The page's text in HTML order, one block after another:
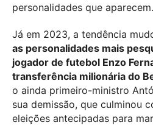
personalidades que aparecem.
Já em 2023, a tendência
as personalidades mais
jogador de futebol Enzo
transferência milionária do
o ainda primeiro-ministro
sua demissão, que culminou
eleições antecipadas para